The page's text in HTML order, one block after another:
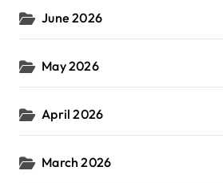
June 2026
May 2026
April 2026
March 2026